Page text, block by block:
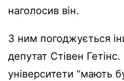
наголосив він.
З ним погоджується
депутат Стівен
університети “мають